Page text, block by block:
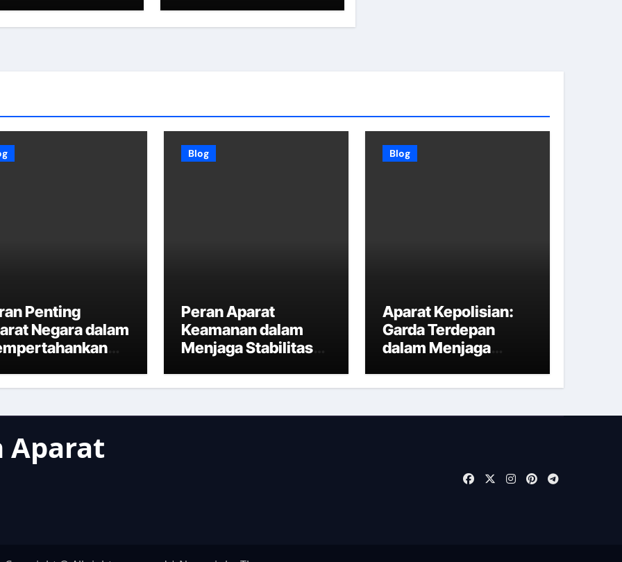
Penting
Negara dalam
Blog
Peran Aparat
Keamanan dalam
Menjaga Stabilitas
Blog
Aparat Kepolisian:
Garda Terdepan
dalam Menjaga
Ketertiban
Aparat